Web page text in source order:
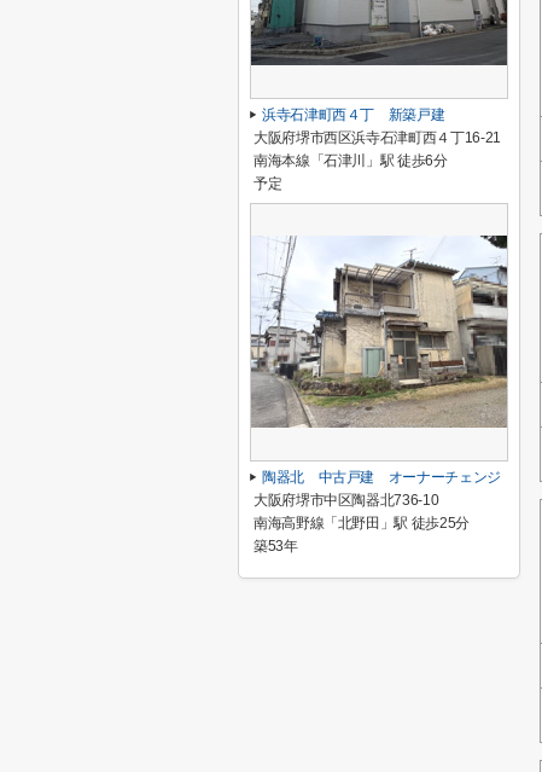
浜寺石津町西４丁 新築戸建
大阪府堺市西区浜寺石津町西４丁16-21
南海本線「石津川」駅 徒歩6分
予定
陶器北 中古戸建 オーナーチェンジ
大阪府堺市中区陶器北736-10
南海高野線「北野田」駅 徒歩25分
築53年